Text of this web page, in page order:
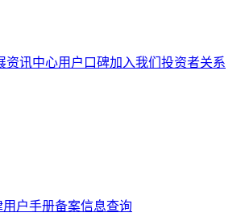
资讯中心用户口碑加入我们 投资者关系
用户手册备案信息查询